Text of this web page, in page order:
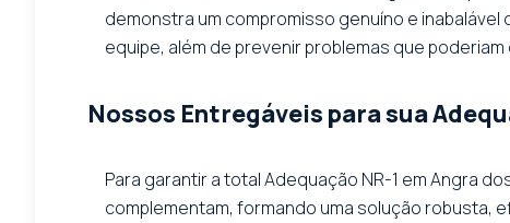
demonstra um compromisso genuíno e
equipe, além de prevenir problemas que
Nossos Entregáveis para sua
Para garantir a total Adequação NR-1 em Angra
complementam, formando uma solução robusta,